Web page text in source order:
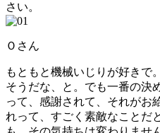
さい。
Ｏさん
もともと機械いじりが好きで
そうだな、と。でも一番の決
って、感謝されて、それがお
れって、すごく素敵なことだ